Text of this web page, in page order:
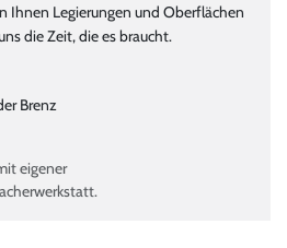
Ihnen Legierungen und Oberflächen
die Zeit, die es braucht.
Brenz
eigener